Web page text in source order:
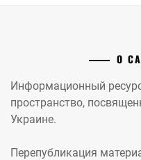
О
Информационный
пространство,
Украине.
Перепубликация